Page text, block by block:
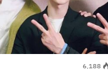
6٬188